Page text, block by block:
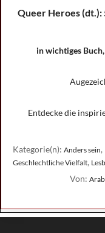
Queer Heroes (dt.):
in wichtiges
Entdecke die
Kategorie(n): Anders sein,
Geschlechtliche Vielfalt,
Von: